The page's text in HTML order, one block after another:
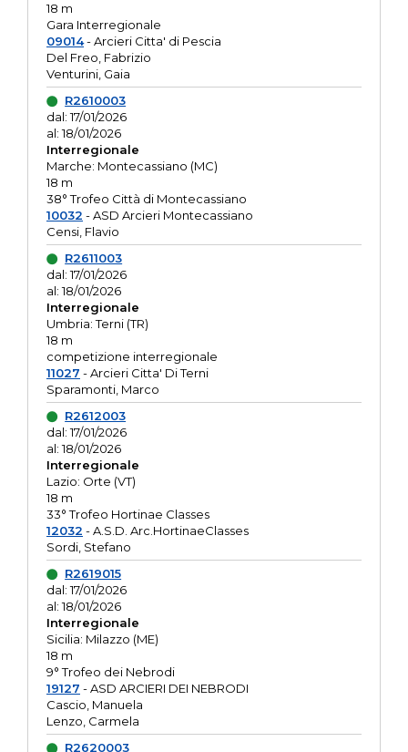
18 m
Gara Interregionale
09014- Arcieri Citta' di Pescia
Del Freo, Fabrizio
Venturini, Gaia
R2610003
dal: 17/01/2026
al: 18/01/2026
Interregionale
Marche: Montecassiano (MC)
18 m
38° Trofeo Città di Montecassiano
10032 - ASD Arcieri Montecassiano
Censi, Flavio
R2611003
dal: 17/01/2026
al: 18/01/2026
Interregionale
Umbria: Terni (TR)
18 m
competizione interregionale
11027 - Arcieri Citta' Di Terni
Sparamonti, Marco
R2612003
dal: 17/01/2026
al: 18/01/2026
Interregionale
Lazio: Orte (VT)
18 m
33° Trofeo Hortinae Classes
12032 - A.S.D. Arc.HortinaeClasses
Sordi, Stefano
R2619015
dal: 17/01/2026
al: 18/01/2026
Interregionale
Sicilia: Milazzo (ME)
18 m
9° Trofeo dei Nebrodi
19127 - ASD ARCIERI DEI NEBRODI
Cascio, Manuela
Lenzo, Carmela
R2620003